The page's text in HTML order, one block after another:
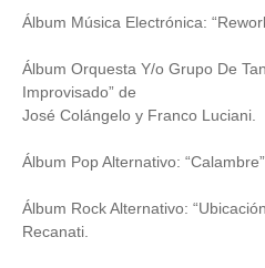
Álbum Música Electrónica:
Álbum Orquesta Y/o Grupo De
Improvisado” de
José Colángelo y Franco Luciani.
Álbum Pop Alternativo:
Álbum Rock Alternativo:
Recanati.